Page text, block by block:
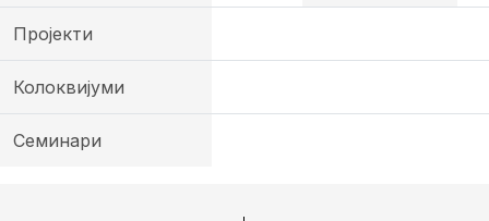
Пројекти
Колоквијуми
Семинари